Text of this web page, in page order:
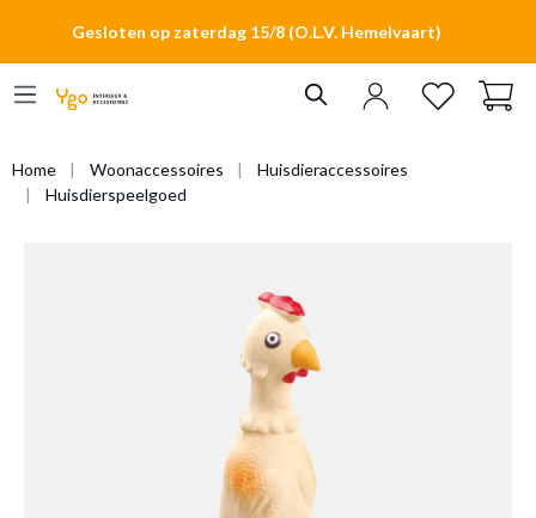
Gesloten op zaterdag 15/8 (O.L.V. Hemelvaart)
Home Woonaccessoires
Huisdieraccessoires
Huisdierspeelgoed